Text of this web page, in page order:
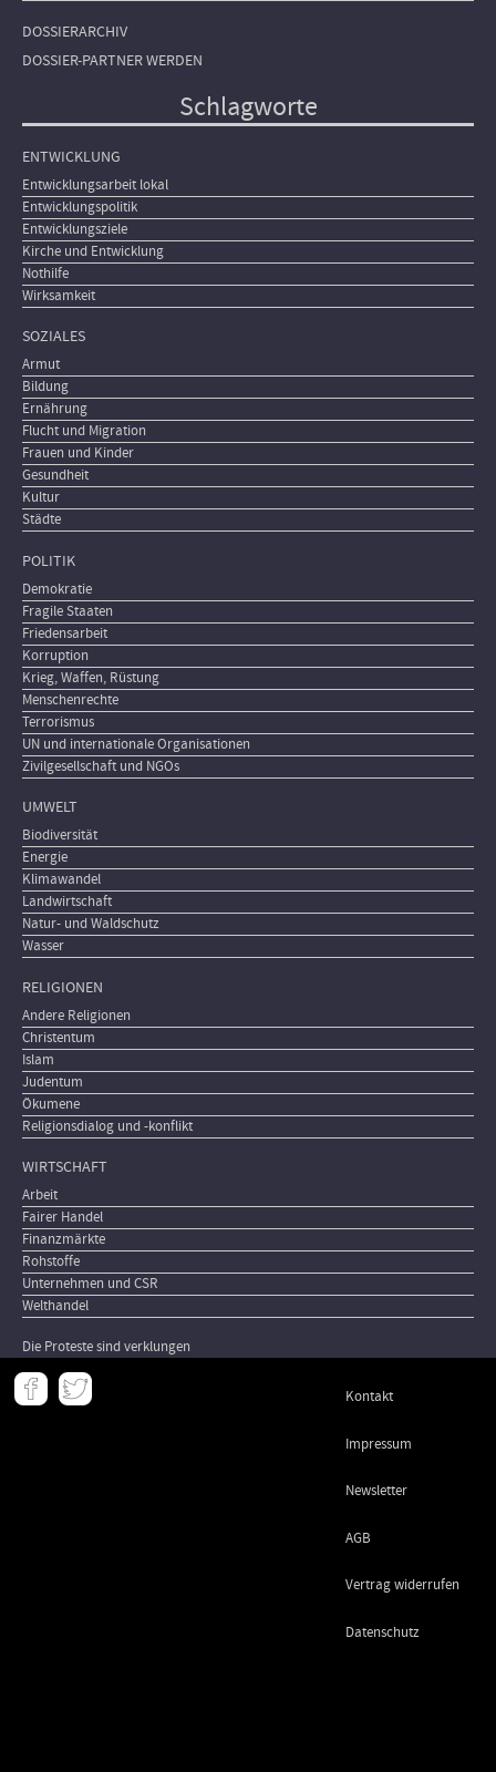
DOSSIERARCHIV
DOSSIER-PARTNER WERDEN
Schlagworte
ENTWICKLUNG
Entwicklungsarbeit lokal
Entwicklungspolitik
Entwicklungsziele
Kirche und Entwicklung
Nothilfe
Wirksamkeit
SOZIALES
Armut
Bildung
Ernährung
Flucht und Migration
Frauen und Kinder
Gesundheit
Kultur
Städte
POLITIK
Demokratie
Fragile Staaten
Friedensarbeit
Korruption
Krieg, Waffen, Rüstung
Menschenrechte
Terrorismus
UN und internationale Organisationen
Zivilgesellschaft und NGOs
UMWELT
Biodiversität
Energie
Klimawandel
Landwirtschaft
Natur- und Waldschutz
Wasser
RELIGIONEN
Andere Religionen
Christentum
Islam
Judentum
Ökumene
Religionsdialog und -konflikt
WIRTSCHAFT
Arbeit
Fairer Handel
Finanzmärkte
Rohstoffe
Unternehmen und CSR
Welthandel
Die Proteste sind verklungen
Meta
- Kontakt
Impressum
Newsletter
AGB
Vertrag widerrufen
Datenschutz